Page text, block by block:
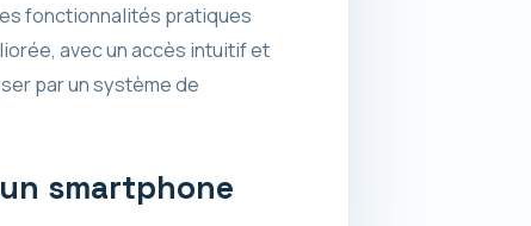
fonctionnalités pratiques
avec un accès intuitif et
par un système de
smartphone